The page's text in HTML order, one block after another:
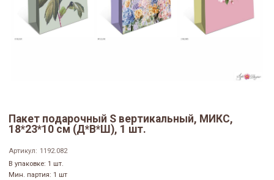
Пакет подарочный S вертикальный, МИКС,
18*23*10 см (Д*В*Ш), 1 шт.
Артикул: 1192.082
В упаковке: 1 шт.
Мин. партия: 1 шт